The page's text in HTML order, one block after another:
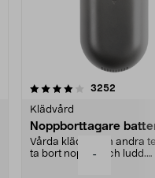
-
3252
Klädvård
Noppborttagare
Vårda kläder och andra
ta bort noppor och ludd.
4.5av 5 stjärnor